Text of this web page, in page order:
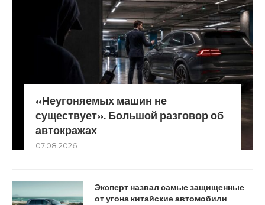
«Неугоняемых машин не
существует». Большой разговор об
автокражах
07.08.2026
Эксперт назвал самые защищенные
от угона китайские автомобили